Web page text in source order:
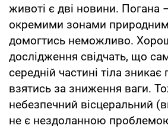
животі є дві новини. Погана
окремими зонами
домогтись неможливо.
дослідження свідчать, що
середній частині тіла
взятись за зниження ваги.
небезпечний вісцеральний
не є нездоланною